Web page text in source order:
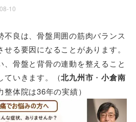
10
不良は、骨盤周囲の筋肉バランス
せる要因になることがあります。
、骨盤と背骨の連動を整えること
ていきます。（北九州市 ・小倉南
整体院は36年の実績）